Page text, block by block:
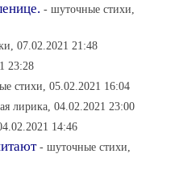
- шуточные стихи,
07.02.2021 21:48
23:28
стихи, 05.02.2021 16:04
лирика, 04.02.2021 23:00
14:46
- шуточные стихи,